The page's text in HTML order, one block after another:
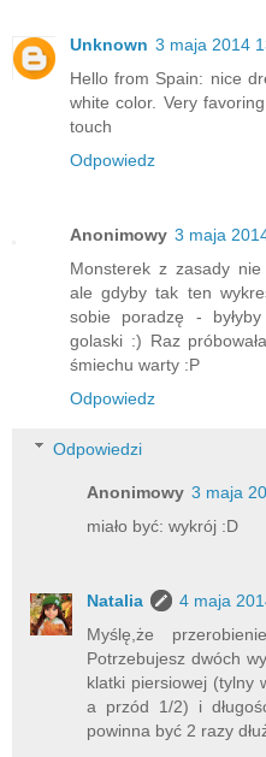
Unknown 3 maja 2014
Hello from Spain: nice
white color. Very
touch
Odpowiedz
Anonimowy 3 maja
Monsterek z zasady
ale gdyby tak ten
sobie poradzę -
golaski :) Raz
śmiechu warty :P
Odpowiedz
Odpowiedzi
Anonimowy 3 maja
miało być: wykrój :D
Natalia
4 maja
Myślę,że
Potrzebujesz dwóch
klatki piersiowej (tylny
a przód 1/2) i
powinna być 2 razy